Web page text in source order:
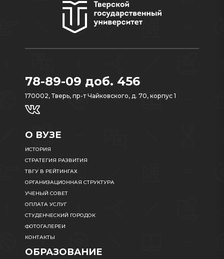
78-89-09 доб. 456
170002, Тверь, пр-т Чайковского, д. 70, корпус 1
О ВУЗЕ
ИСТОРИЯ
СТРАТЕГИЯ РАЗВИТИЯ
ТВГУ В РЕЙТИНГАХ
ОРГАНИЗАЦИОННАЯ СТРУКТУРА
УЧЕНЫЙ СОВЕТ
ОПЛАТА УСЛУГ
СТУДЕНЧЕСКИЙ ГОРОДОК
ФОТОГАЛЕРЕИ
КОНТАКТЫ
ОБРАЗОВАНИЕ